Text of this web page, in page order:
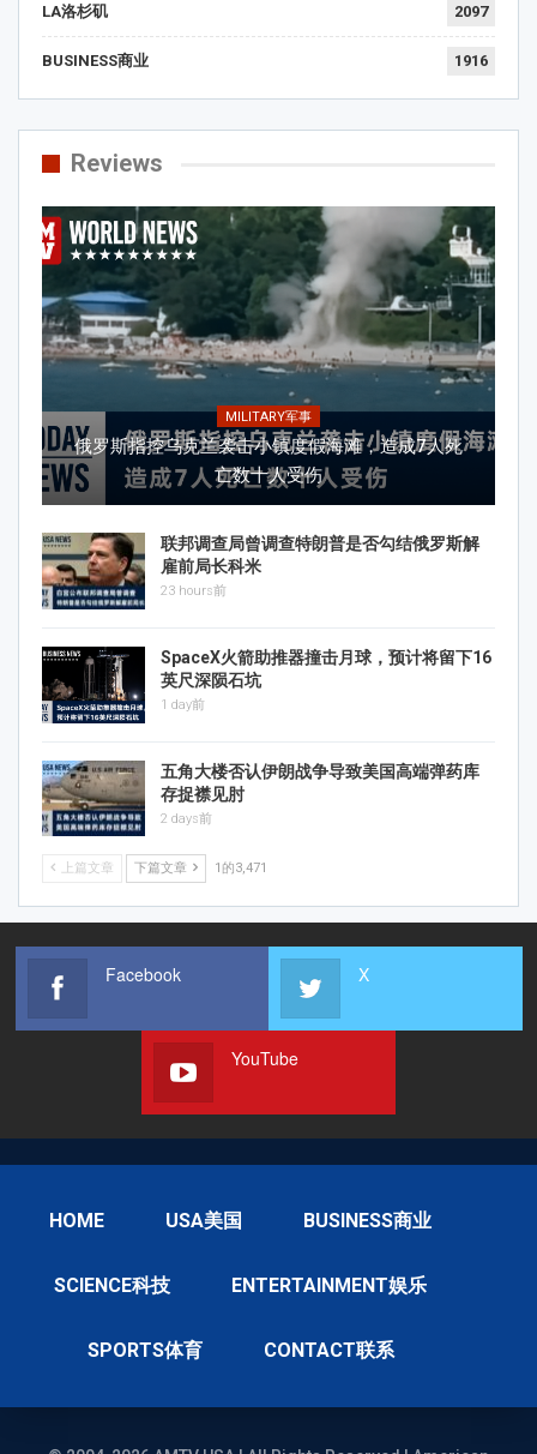
LA洛杉矶 2097
BUSINESS商业 1916
Reviews
MILITARY军事
俄罗斯指控乌克兰袭击小镇度假海滩，造成7人死
亡数十人受伤
联邦调查局曾调查特朗普是否勾结俄罗斯解
雇前局长科米
23 hours前
SpaceX火箭助推器撞击月球，预计将留下16
英尺深陨石坑
1 day前
五角大楼否认伊朗战争导致美国高端弹药库
存捉襟见肘
2 days前
上篇文章 下篇文章 1的3,471
Facebook X
YouTube
HOME USA美国 BUSINESS商业
SCIENCE科技 ENTERTAINMENT娱乐
SPORTS体育 CONTACT联系